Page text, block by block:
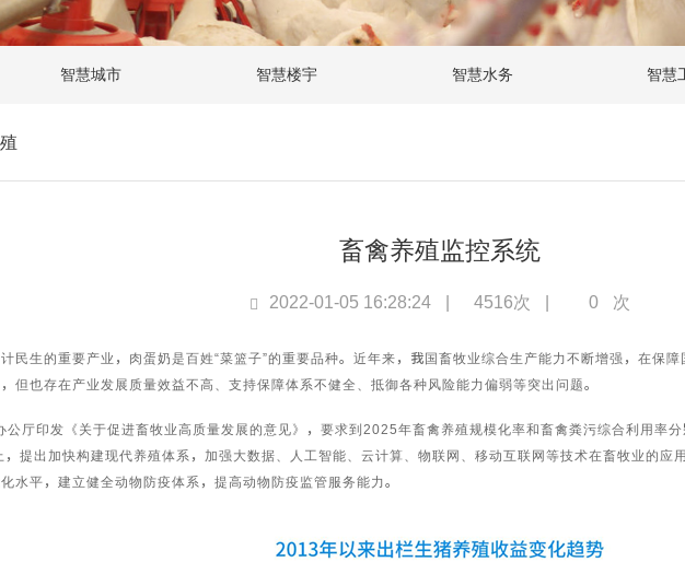
智慧城市 智慧楼宇 智慧水务 智慧
畜禽养殖监控系统
2022-01-05 16:28:24 4516次 0 次
生的重要产业，肉蛋奶是百姓“菜篮子”的重要品种。近年来，我国畜牧业综合生产能力不断增强，在保
但也存在产业发展质量效益不高、支持保障体系不健全、抵御各种风险能力偏弱等突出问题。
印发《关于促进畜牧业高质量发展的意见》，要求到2025年畜禽养殖规模化率和畜禽粪污综合利用率
提出加快构建现代养殖体系，加强大数据、人工智能、云计算、物联网、移动互联网等技术在畜牧业的应
水平，建立健全动物防疫体系，提高动物防疫监管服务能力。